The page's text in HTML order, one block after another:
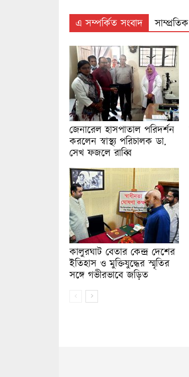
এ সম্পর্কিত সংবাদ সাম্প্রতিক
জেনারেল হাসপাতাল পরিদর্শন
করলেন স্বাস্থ্য পরিচালক ডা.
সেখ ফজলে রাব্বি
কালুরঘাট বেতার কেন্দ্র দেশের
ইতিহাস ও মুক্তিযুদ্ধের স্মৃতির
সঙ্গে গভীরভাবে জড়িত